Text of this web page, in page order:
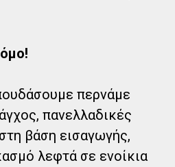
περνάμε
πανελλαδικές
βάση εισαγωγής,
λεφτά σε ενοίκια